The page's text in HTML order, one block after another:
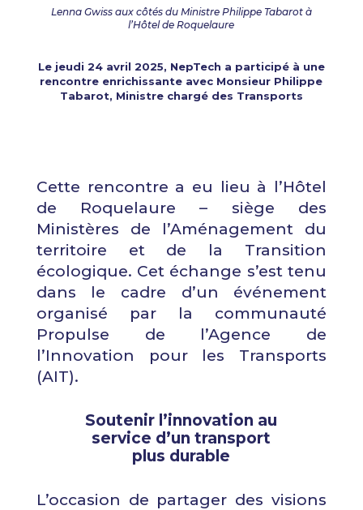
Lenna Gwiss aux côtés du Ministre Philippe Tabarot à
l’Hôtel de Roquelaure
Le jeudi 24 avril 2025, NepTech a participé à une
rencontre enrichissante avec Monsieur Philippe
Tabarot, Ministre chargé des Transports
Cette rencontre a eu lieu à l’Hôtel
de Roquelaure – siège des
Ministères de l’Aménagement du
territoire et de la Transition
écologique. Cet échange s’est tenu
dans le cadre d’un événement
organisé par la communauté
Propulse de l’Agence de
l’Innovation pour les Transports
(AIT).
Soutenir l’innovation au
service d’un transport
plus durable
L’occasion de partager des visions